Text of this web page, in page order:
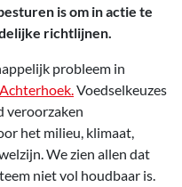
is om in actie te
richtlijnen.
probleem in
Voedselkeuzes
veroorzaken
het milieu, klimaat,
We zien allen dat
niet vol houdbaar is.